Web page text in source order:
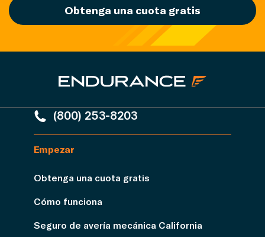
Obtenga una cuota gratis
(800) 253-8203
Empezar
Obtenga una cuota gratis
Cómo funciona
Seguro de avería mecánica California